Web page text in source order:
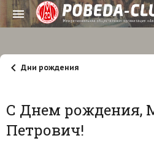
Дни рождения
С Днем рождения,
Петрович!